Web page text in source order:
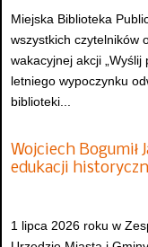
Miejska Biblioteka
wszystkich czytelników
wakacyjnej akcji
letniego wypoczynku
biblioteki...
Wojciech Bogumił
edukacji
1 lipca 2026 roku w